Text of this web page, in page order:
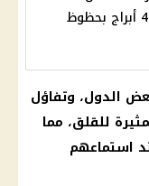
توقعات ماغي فرح تُبشر 4 أبراج بحظوظ
الدول، وتفاؤل
للقلق، مما
استماعهم